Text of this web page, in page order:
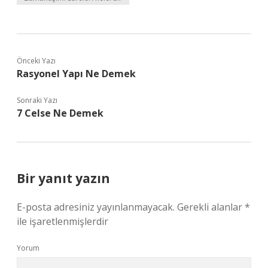
Önceki Yazı
Rasyonel Yapı Ne Demek
Sonraki Yazı
7 Celse Ne Demek
Bir yanıt yazın
E-posta adresiniz yayınlanmayacak. Gerekli alanlar*
ile işaretlenmişlerdir
Yorum